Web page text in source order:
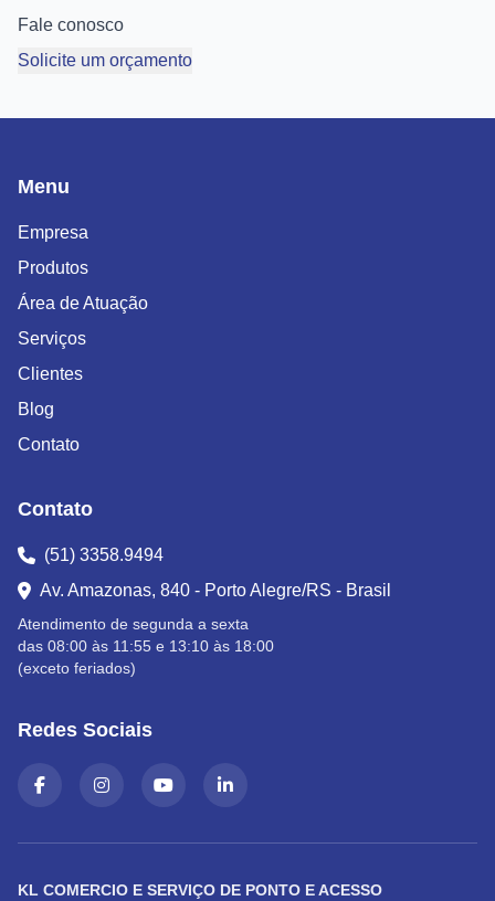
Fale conosco
Solicite um orçamento
Menu
Empresa
Produtos
Área de Atuação
Serviços
Clientes
Blog
Contato
Contato
(51) 3358.9494
Av. Amazonas, 840 - Porto Alegre/RS - Brasil
Atendimento de segunda a sexta
das 08:00 às 11:55 e 13:10 às 18:00
(exceto feriados)
Redes Sociais
KL COMERCIO E SERVIÇO DE PONTO E ACESSO